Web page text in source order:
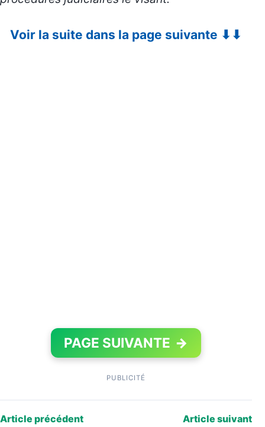
Voir la suite dans la page suivante ⬇⬇
PAGE SUIVANTE →
PUBLICITÉ
Article précédent Article suivant